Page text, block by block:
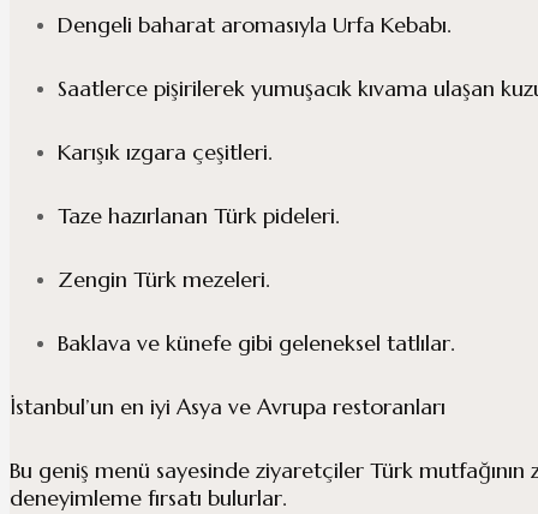
Dengeli baharat aromasıyla Urfa Kebabı.
Saatlerce pişirilerek yumuşacık kıvama ulaşan
Karışık ızgara çeşitleri.
Taze hazırlanan Türk pideleri.
Zengin Türk mezeleri.
Baklava ve künefe gibi geleneksel tatlılar.
İstanbul’un en iyi Asya ve Avrupa restoranları
Bu geniş menü sayesinde ziyaretçiler Türk
deneyimleme fırsatı bulurlar.